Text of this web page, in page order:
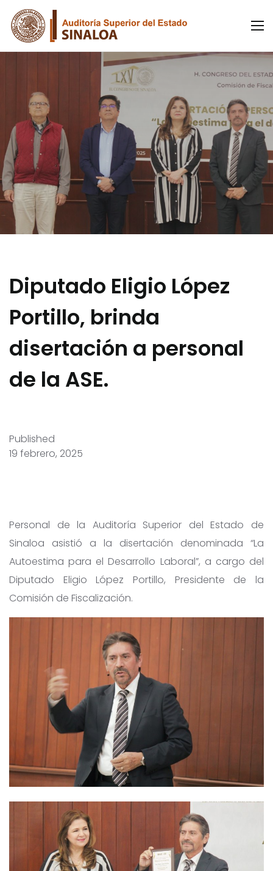
Diputado Eligio López
Portillo, brinda
disertación a personal
de la ASE.
Published
19 febrero, 2025
Personal de la Auditoría Superior del Estado de
Sinaloa asistió a la disertación denominada “La
Autoestima para el Desarrollo Laboral”, a cargo del
Diputado Eligio López Portillo, Presidente de la
Comisión de Fiscalización.